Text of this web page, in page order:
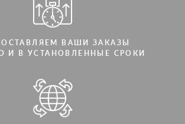
ВАШИ ЗАКАЗЫ
И В УСТАНОВЛЕННЫЕ СРОКИ